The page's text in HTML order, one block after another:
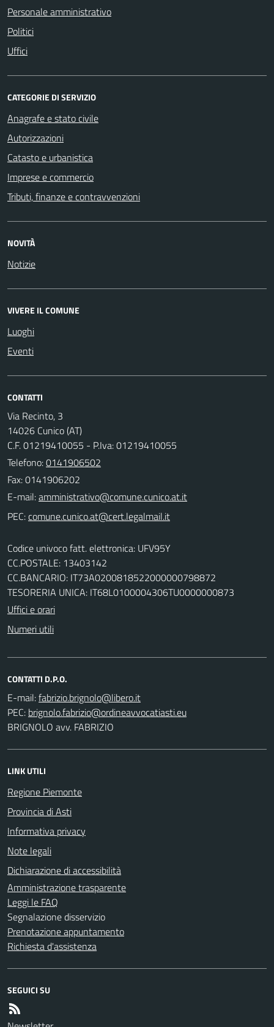
Personale amministrativo
Politici
Uffici
CATEGORIE DI SERVIZIO
Anagrafe e stato civile
Autorizzazioni
Catasto e urbanistica
Imprese e commercio
Tributi, finanze e contravvenzioni
NOVITÀ
Notizie
VIVERE IL COMUNE
Luoghi
Eventi
CONTATTI
Via Recinto, 3
14026 Cunico (AT)
C.F. 01219410055 - P.Iva: 01219410055
Telefono:0141906502
Fax: 0141906202
E-mail:
PEC:
Codice univoco fatt. elettronica: UFV95Y
CC.POSTALE: 13403142
CC.BANCARIO: IT73A0200818522000000798872
TESORERIA UNICA: IT68L0100004306TU0000000873
Uffici e orari
Numeri utili
CONTATTI D.P.O.
E-mail:
PEC:
BRIGNOLO avv. FABRIZIO
LINK UTILI
Regione Piemonte
Provincia di Asti
Informativa privacy
Note legali
Dichiarazione di accessibilità
Amministrazione trasparente
Leggi le FAQ
Segnalazione disservizio
Prenotazione appuntamento
Richiesta d'assistenza
SEGUICI SU